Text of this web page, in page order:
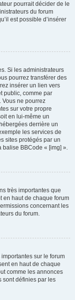
pourrait décider de le
du forum
est possible d’insérer
Si les administrateurs
pourrez transférer des
insérer un lien vers
public, comme par
Vous ne pourrez
sur votre propre
en lui-même un
derrière un
les services de
sites protégés par un
balise BBCode « [img] ».
très importantes que
en haut de chaque forum
concernant les
du forum.
sur le forum
en haut de chaque
comme les annonces
sont définies par les